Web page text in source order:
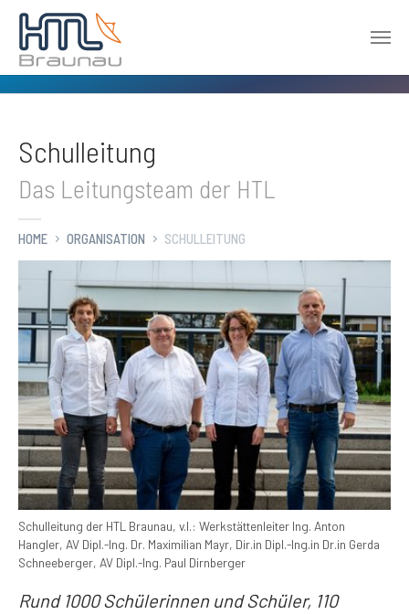
Schulleitung
Das Leitungsteam der HTL
HOME ORGANISATION SCHULLEITUNG
Schulleitung der HTL Braunau, v.l.: Werkstättenleiter Ing. Anton
Hangler, AV Dipl.-Ing. Dr. Maximilian Mayr, Dir.in Dipl.-Ing.in Dr.in Gerda
Schneeberger, AV Dipl.-Ing. Paul Dirnberger
Rund 1000 Schülerinnen und Schüler, 110